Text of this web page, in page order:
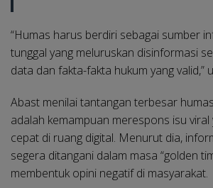
“Humas harus berdiri sebagai sumber
tunggal yang meluruskan disinformasi
data dan fakta-fakta hukum yang valid,”
Abast menilai tantangan terbesar
adalah kemampuan merespons isu
cepat di ruang digital. Menurut dia,
segera ditangani dalam masa “golden
membentuk opini negatif di masyarakat.